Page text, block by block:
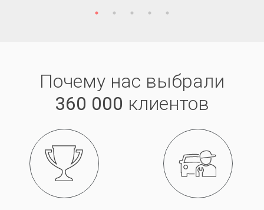
Почему нас выбрали
360 000 клиентов